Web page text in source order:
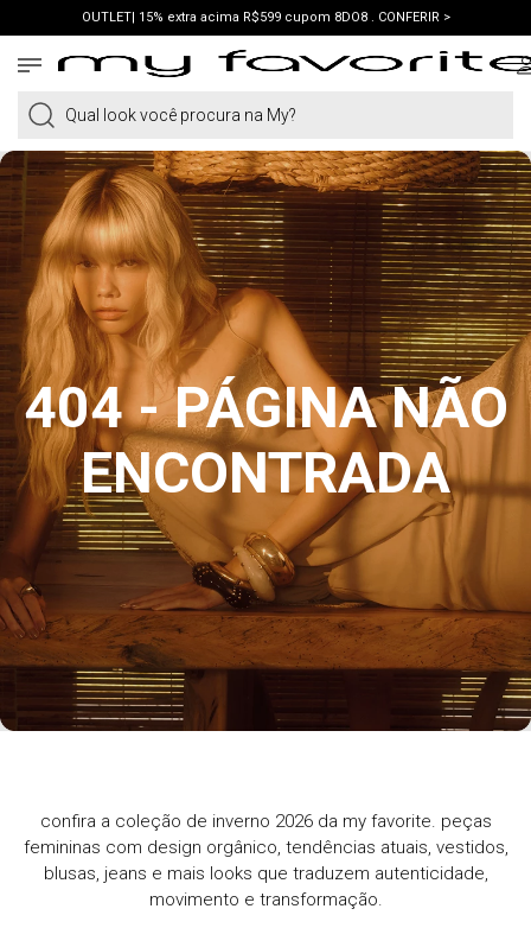
OUTLET| 15% extra acima R$599 cupom 8DO8 . CONFERIR >
PRIMEIRA COMPRA | ganhe 10% cupom WELCOME. VER LOOKS >
Qual look você procura na My?
404 - PÁGINA NÃO
ENCONTRADA
confira a coleção de inverno 2026 da my favorite. peças
femininas com design orgânico, tendências atuais, vestidos,
blusas, jeans e mais looks que traduzem autenticidade,
movimento e transformação.